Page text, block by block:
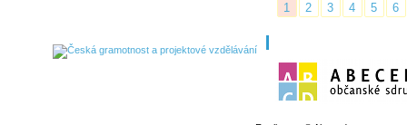
1 2 3 4 5 6